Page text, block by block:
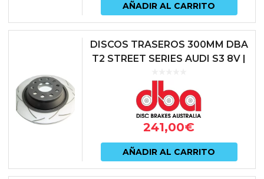
AÑADIR AL CARRITO
DISCOS TRASEROS 300MM DBA
T2 STREET SERIES AUDI S3 8V |
LEON 5F CUPRA | SKODA OCT...
241,00€
AÑADIR AL CARRITO